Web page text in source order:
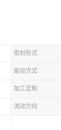
密封形式
驱动方式
加工定制
流动方向